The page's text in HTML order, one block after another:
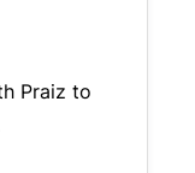
Praiz to